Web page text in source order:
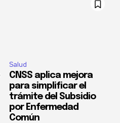
Salud
CNSS aplica mejora
para simplificar el
trámite del Subsidio
por Enfermedad
Común